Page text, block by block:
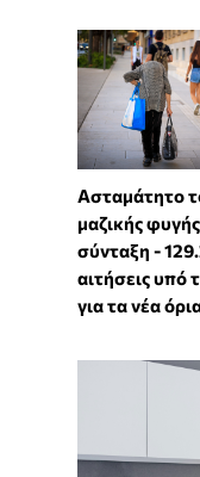
Ασταμάτητο
μαζικής
σύνταξη -
αιτήσεις υπό
για τα νέα